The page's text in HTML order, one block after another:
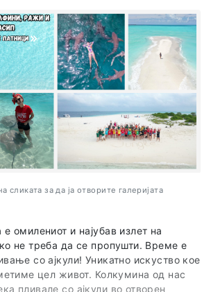
сликата за да ја отворите галеријата
омилениот и најубав излет на
не треба да се пропушти. Време е
со ајкули! Уникатно искуство кое
цел живот. Колкумина од нас
пливале со ајкули во отворен